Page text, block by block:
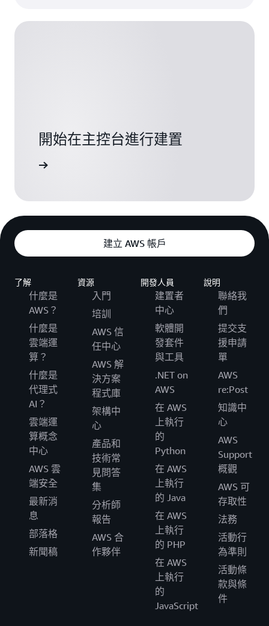
開始在主控台進行建置
建立 AWS 帳戶
了解
什麼是
AWS？
什麼是
雲端運
算？
什麼是
代理式
AI？
雲端運
算概念
中心
AWS 雲
端安全
最新消
息
部落格
新聞稿
資源
入門
培訓
AWS 信
任中心
AWS 解
決方案
程式庫
架構中
心
產品和
技術常
見問答
集
分析師
報告
AWS 合
作夥伴
開發人員
建置者
中心
軟體開
發套件
與工具
.NET on
AWS
在 AWS
上執行
的
Python
在 AWS
上執行
的 Java
在 AWS
上執行
的 PHP
在 AWS
上執行
的
JavaScript
說明
聯絡我
們
提交支
援申請
單
AWS
re:Post
知識中
心
AWS
Support
概觀
AWS 可
存取性
法務
活動行
為準則
活動條
款與條
件